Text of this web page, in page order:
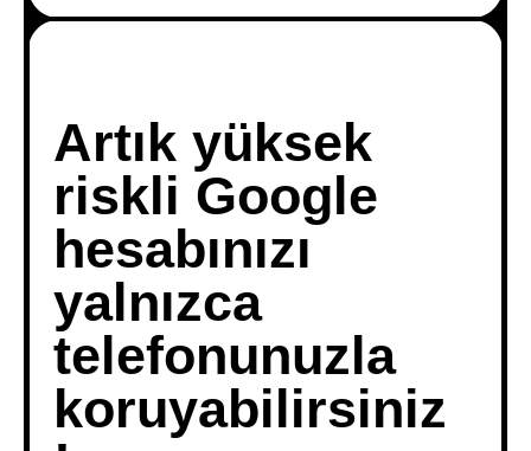
Artık yüksek
riskli Google
hesabınızı
yalnızca
telefonunuzla
koruyabilirsiniz